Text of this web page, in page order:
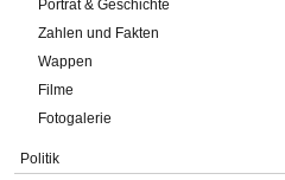
Porträt & Geschichte
Zahlen und Fakten
Wappen
Filme
Fotogalerie
Politik